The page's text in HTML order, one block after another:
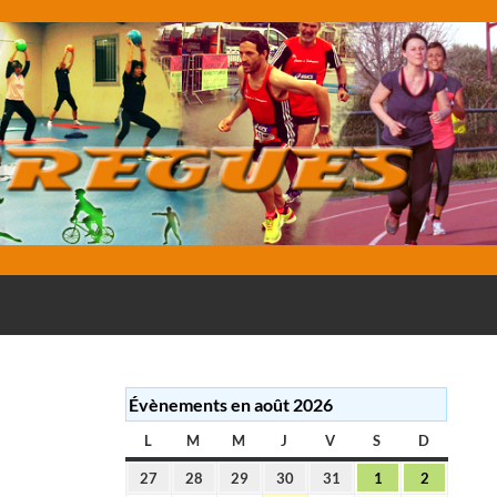
Évènements en août 2026
L LUNDI
M MARDI
M MERCREDI
J JEUDI
V VENDREDI
S SAMEDI
D
27 28 29 30 31 1 2